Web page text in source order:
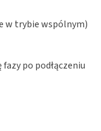
w trybie wspólnym)
po podłączeniu